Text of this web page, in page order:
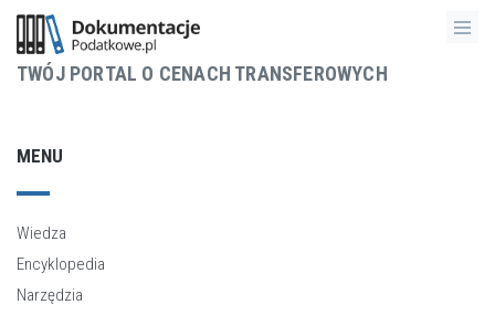
TWÓJ PORTAL O CENACH TRANSFEROWYCH
MENU
Wiedza
Encyklopedia
Narzędzia